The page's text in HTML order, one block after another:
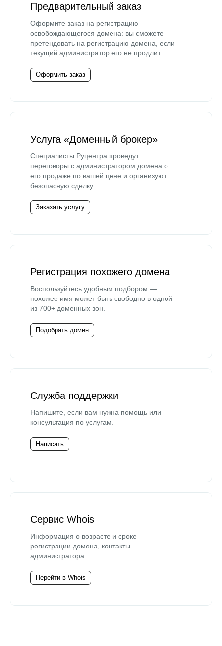
Предварительный заказ
Оформите заказ на регистрацию
освобождающегося домена: вы сможете
претендовать на регистрацию домена, если
текущий администратор его не продлит.
Оформить заказ
Услуга «Доменный брокер»
Специалисты Руцентра проведут
переговоры с администратором домена о
его продаже по вашей цене и организуют
безопасную сделку.
Заказать услугу
Регистрация похожего домена
Воспользуйтесь удобным подбором —
похожее имя может быть свободно в одной
из 700+ доменных зон.
Подобрать домен
Служба поддержки
Напишите, если вам нужна помощь или
консультация по услугам.
Написать
Сервис Whois
Информация о возрасте и сроке
регистрации домена, контакты
администратора.
Перейти в Whois